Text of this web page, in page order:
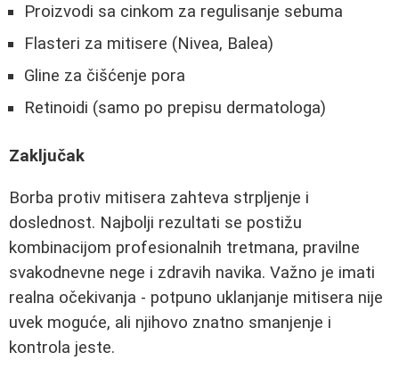
Proizvodi sa cinkom za regulisanje sebuma
Flasteri za mitisere (Nivea, Balea)
Gline za čišćenje pora
Retinoidi (samo po prepisu dermatologa)
Zaključak
Borba protiv mitisera zahteva strpljenje i
doslednost. Najbolji rezultati se postižu
kombinacijom profesionalnih tretmana, pravilne
svakodnevne nege i zdravih navika. Važno je imati
realna očekivanja - potpuno uklanjanje mitisera nije
uvek moguće, ali njihovo znatno smanjenje i
kontrola jeste.